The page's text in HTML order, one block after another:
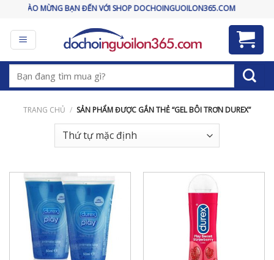
content
CHÀO MỪNG BẠN ĐẾN VỚI SHOP DOCHOINGUOILON365.COM
Tìm
kiếm:
TRANG CHỦ / SẢN PHẨM ĐƯỢC GẮN THẺ “GEL BÔI TRƠN DUREX”